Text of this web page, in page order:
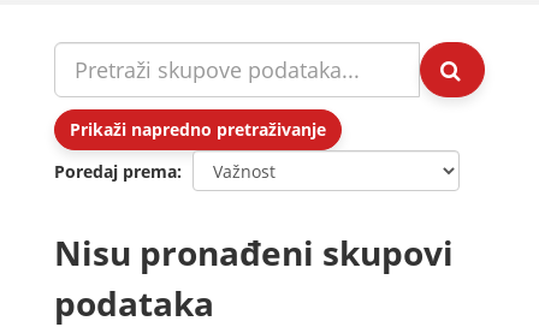
Prikaži napredno pretraživanje
Poredaj prema
Nisu pronađeni skupovi
podataka